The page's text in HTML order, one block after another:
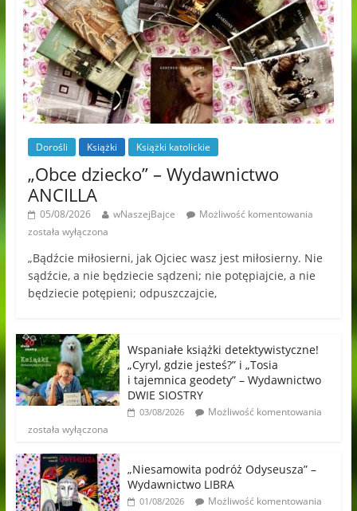
Dorośli Książki Książki katolickie
„Obce dziecko” – Wydawnictwo
ANCILLA
05/08/2026 wNaszejBajce
Możliwość komentowania
została wyłączona
„Bądźcie miłosierni, jak Ojciec wasz jest miłosierny. Nie
sądźcie, a nie będziecie sądzeni; nie potępiajcie, a nie
będziecie potępieni; odpuszczajcie,
Wspaniałe książki detektywistyczne!
„Cyryl, gdzie jesteś?” i „Tosia
i tajemnica geodety” – Wydawnictwo
DWIE SIOSTRY
03/08/2026
Możliwość komentowania
została wyłączona
„Niesamowita podróż Odyseusza” –
Wydawnictwo LIBRA
01/08/2026
Możliwość komentowania